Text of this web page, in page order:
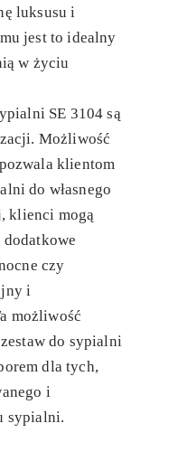
luksusu i
jest to idealny
w życiu
SE 3104 są
Możliwość
klientom
do własnego
klienci mogą
czy
i
możliwość
do sypialni
dla tych,
i
sypialni.